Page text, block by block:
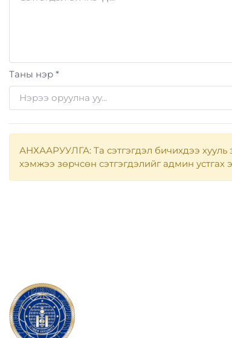
Таны нэр *
АНХААРУУЛГА: Та сэтгэгдэл бичихдээ хууль
хэмжээ зөрчсөн сэтгэгдэлийг админ устгах